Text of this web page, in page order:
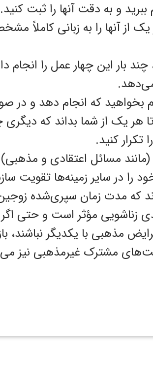
یک از آنها را به زبانی کاملاً
بار ‌این چهار عمل را انجام
می‌دهد.
که انجام دهد و در
هر یک از شما بداند که دیگری
کنید.
مسائل اعتقادی و
را در سایر زمینه‌ها تقویت
بیان داشته‌اند که مدت زمان سپری‌شده
زناشویی مؤثر است و حتی
مذهبی با یکدیگر نباشند،
مشترک غیرمذهبی نیز